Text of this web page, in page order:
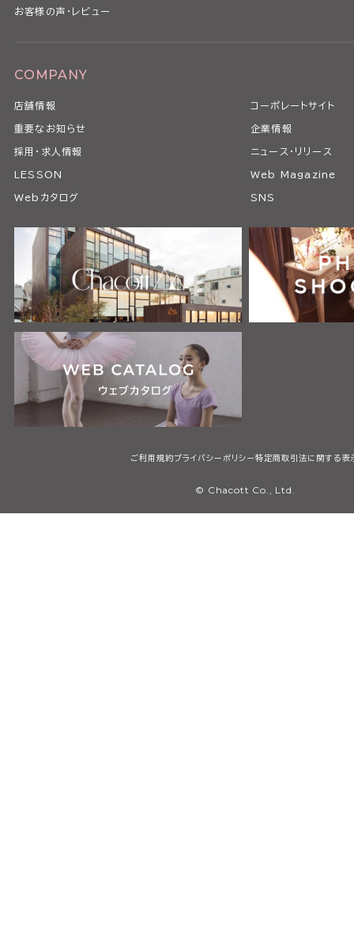
お客様の声・レビュー
COMPANY
店舗情報 コーポレートサイト
重要なお知らせ 企業情報
採用・求人情報 ニュース・リリース
LESSON Web Magazine
Webカタログ SNS
ご利用規約プライバシーポリシー特定商取引法に関する表
© Chacott Co., Ltd.